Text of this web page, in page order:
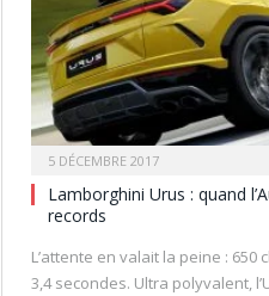
5 DÉCEMBRE 2017
Lamborghini Urus : quand
records
L’attente en valait la peine : 650
3,4 secondes. Ultra polyvalent,